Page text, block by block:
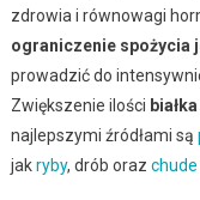
zdrowia i równowagi
ograniczenie spożycia
prowadzić do
Zwiększenie ilości białka
najlepszymi źródłami są
jakryby, drób oraz